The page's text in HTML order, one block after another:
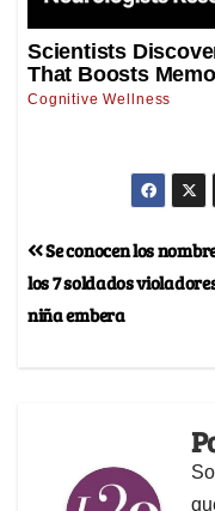
Se conocen los
los 7 soldados
niña embera